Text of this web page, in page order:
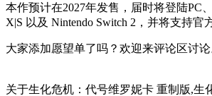
本作预计在2027年发售，届时将登陆PC
X|S 以及 Nintendo Switch 2，并将支持官
大家添加愿望单了吗？欢迎来评论区讨论
关于生化危机：代号维罗妮卡 重制版,生